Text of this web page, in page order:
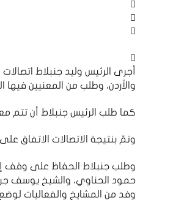
أجرى الرئيس وليد جنبلاط
والأردن، وطلب من المعنيين
كما طلب الرئيس جنبلاط أن تتم
وتمّ بنتيجة الاتصالات الاتفاق
وطلب جنبلاط الحفاظ على وقف
حمود الحناوي، والشيخ يوسف
وفد من المشايخ والفعاليات